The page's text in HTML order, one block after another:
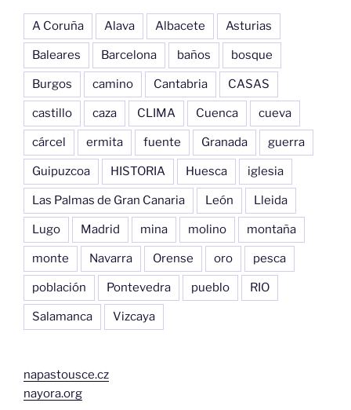
A Coruña Alava Albacete Asturias
Baleares Barcelona baños bosque
Burgos camino Cantabria CASAS
castillo caza CLIMA Cuenca cueva
cárcel ermita fuente Granada guerra
Guipuzcoa HISTORIA Huesca iglesia
Las Palmas de Gran Canaria León Lleida
Lugo Madrid mina molino montaña
monte Navarra Orense oro pesca
población Pontevedra pueblo RIO
Salamanca Vizcaya
napastousce.cz
nayora.org